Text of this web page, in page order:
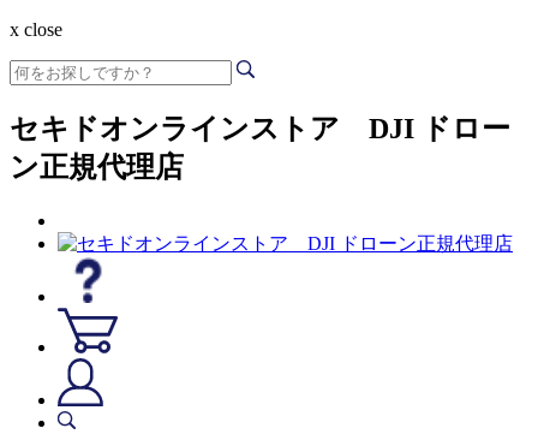
x close
セキドオンラインストア DJI ドロー
ン正規代理店